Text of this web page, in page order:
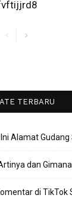
TERBARU
Alamat
dan
di TikTok